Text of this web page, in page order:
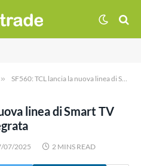
» SF560: TCL lancia la nuova linea di Smart TV QLED con Fire TV integrata
linea di Smart TV
07/2025 2 MINS READ